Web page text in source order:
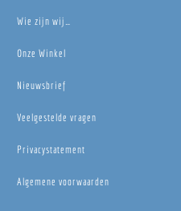
Wie zijn wij…
Onze Winkel
Nieuwsbrief
Veelgestelde vragen
Privacystatement
Algemene voorwaarden